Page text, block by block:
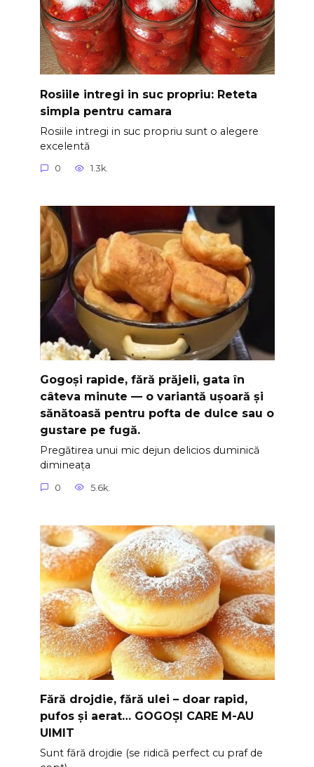
Rosiile intregi in suc propriu: Reteta
simpla pentru camara
Rosiile intregi in suc propriu sunt o alegere
excelentă
0 1.3k.
Gogoși rapide, fără prăjeli, gata în
câteva minute — o variantă ușoară și
sănătoasă pentru pofta de dulce sau o
gustare pe fugă.
Pregătirea unui mic dejun delicios duminică
dimineața
0 5.6k.
Fără drojdie, fără ulei – doar rapid,
pufos și aerat… GOGOȘI CARE M-AU
UIMIT
Sunt fără drojdie (se ridică perfect cu praf de